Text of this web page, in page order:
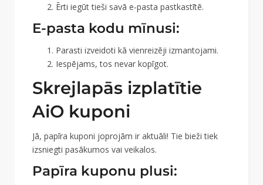
Ērti iegūt tieši savā e-pasta pastkastītē.
E-pasta kodu mīnusi:
Parasti izveidoti kā vienreizēji izmantojami.
Iespējams, tos nevar kopīgot.
Skrejlapās izplatītie
AiO kuponi
Jā, papīra kuponi joprojām ir aktuāli! Tie bieži tiek
izsniegti pasākumos vai veikalos.
Papīra kuponu plusi: